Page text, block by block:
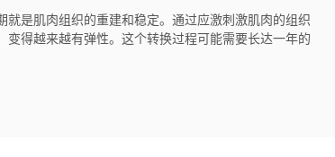
就是肌肉组织的重建和稳定。通过应激刺激肌肉的组织
变得越来越有弹性。这个转换过程可能需要长达一年的